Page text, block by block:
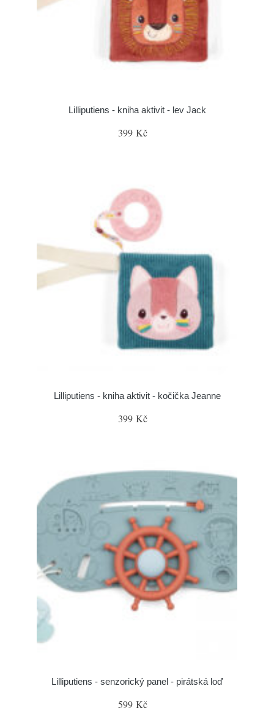
Lilliputiens - kniha aktivit - lev Jack
399 Kč
Lilliputiens - kniha aktivit - kočička Jeanne
399 Kč
Lilliputiens - senzorický panel - pirátská loď
599 Kč